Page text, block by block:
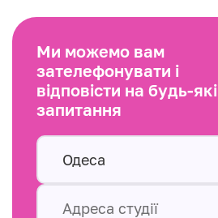
Ми можемо вам
зателефонувати і
відповісти на будь-які
запитання
Одеса
Адреса студії